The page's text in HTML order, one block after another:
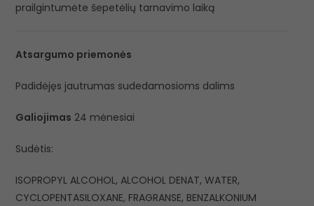
prailgintumėte šepetėlių tarnavimo laiką
Atsargumo priemonės
Padidėjęs jautrumas sudedamosioms dalims
Galiojimas 24 mėnesiai
Sudėtis:
ISOPROPYL ALCOHOL, ALCOHOL DENAT, WATER,
CYCLOPENTASILOXANE, FRAGRANSE, BENZALKONIUM